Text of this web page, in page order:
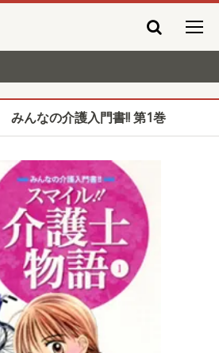
みんなの介護入門書!! 第1巻